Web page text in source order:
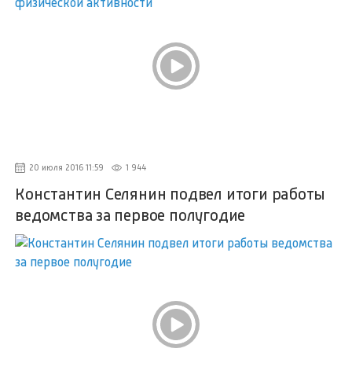
20 июля 2016 11:59 1 944
Константин Селянин подвел итоги работы
ведомства за первое полугодие